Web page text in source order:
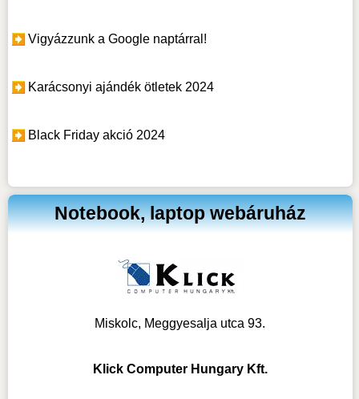
Vigyázzunk a Google naptárral!
Karácsonyi ajándék ötletek 2024
Black Friday akció 2024
Notebook, laptop webáruház
Miskolc, Meggyesalja utca 93.
Klick Computer Hungary Kft.